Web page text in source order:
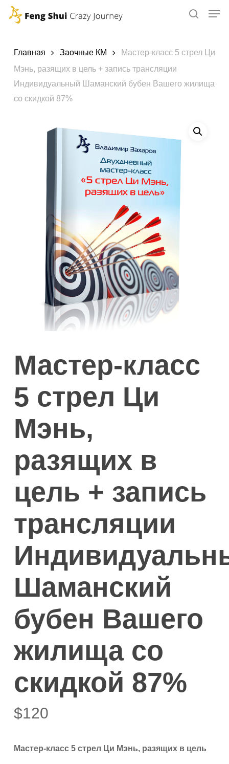
Skip
contentГлавная Заочные КМ
Мастер-класс 5 стрел Ци
Мэнь, разящих в цель + запись трансляции
Индивидуальный Шаманский бубен Вашего жилища
со скидкой 87%
Мастер-класс
5 стрел Ци
Мэнь,
разящих в
цель + запись
трансляции
Шаманский
бубен Вашего
жилища со
скидкой 87%
$120
Мастер-класс 5 стрел Ци Мэнь, разящих в цель